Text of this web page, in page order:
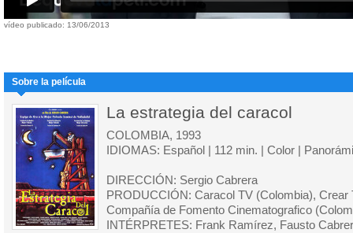
vídeo publicado: 13/06/2013
Sobre la película
La estrategia del caracol
COLOMBIA, 1993
IDIOMAS: Español | 112 min. | Color |
DIRECCIÓN: Sergio Cabrera
PRODUCCIÓN: Caracol TV (Colombia), Crear
Compañía de Fomento Cinematografico
INTÉRPRETES: Frank Ramírez, Fausto